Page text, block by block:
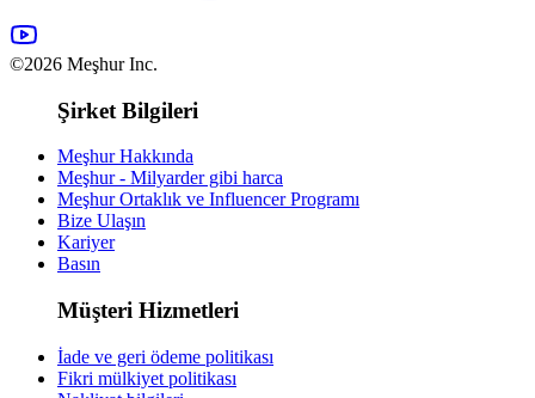
©2026 Meşhur Inc.
Şirket Bilgileri
Meşhur Hakkında
Meşhur - Milyarder gibi harca
Meşhur Ortaklık ve Influencer Programı
Bize Ulaşın
Kariyer
Basın
Müşteri Hizmetleri
İade ve geri ödeme politikası
Fikri mülkiyet politikası